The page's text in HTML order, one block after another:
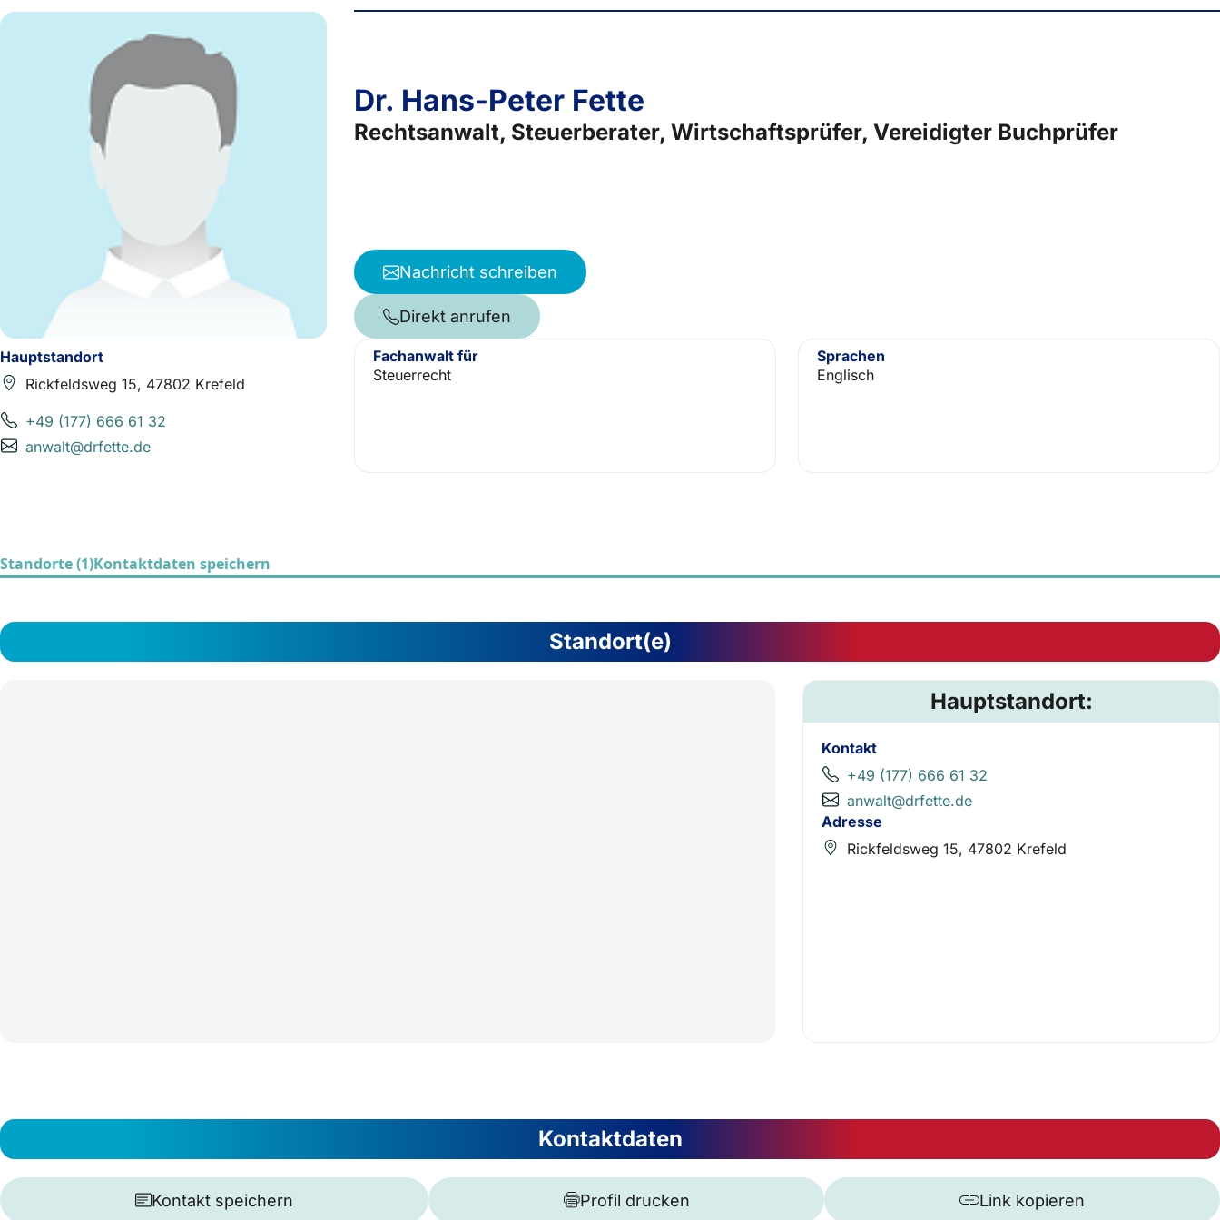
Hauptstandort
Rickfeldsweg 15, 47802 Krefeld
+49 (177) 666 61 32
anwalt@drfette.de
Dr. Hans-Peter Fette
Rechtsanwalt, Steuerberater, Wirtschaftsprüfer, Vereidigter Buchprüfer
Nachricht schreiben
Direkt anrufen
Fachanwalt für
Steuerrecht
Sprachen
Englisch
Standorte (1)Kontaktdaten speichern
Standort(e)
Hauptstandort:
Kontakt
+49 (177) 666 61 32
anwalt@drfette.de
Adresse
Rickfeldsweg 15, 47802 Krefeld
Kontaktdaten
Kontakt speichern Profil drucken Link kopieren